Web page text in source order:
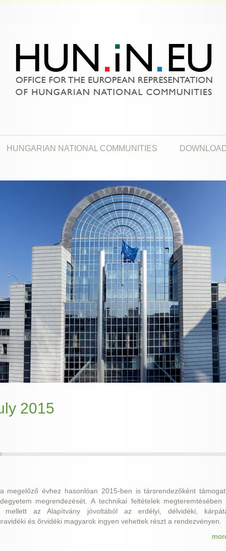
HUNGARIAN NATIONAL COMMUNITIES
2015
megelőző évhez hasonlóan 2015-ben is társrendezőként
megrendezését. A technikai feltételek megteremtésében
mellett az Alapítvány jóvoltából az erdélyi, délvidéki,
és őrvidéki magyarok ingyen vehettek részt a rendezvényen.